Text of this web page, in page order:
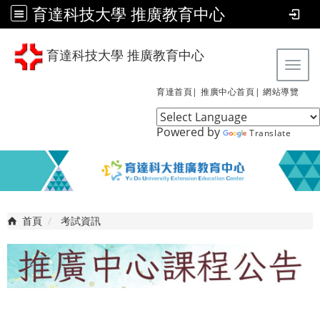
育達科技大學 推廣教育中心
育達科技大學 推廣教育中心
育達首頁| 推廣中心首頁| 網站導覽
Powered by Translate
首頁 考試資訊